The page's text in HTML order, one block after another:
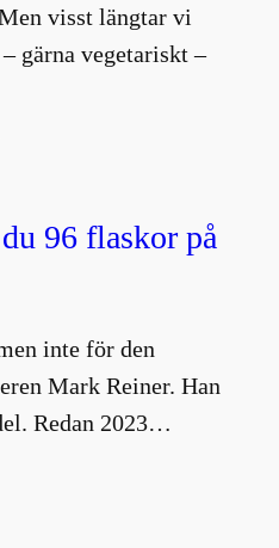
visst längtar vi
gärna vegetariskt –
96 flaskor på
inte för den
Mark Reiner. Han
Redan 2023…